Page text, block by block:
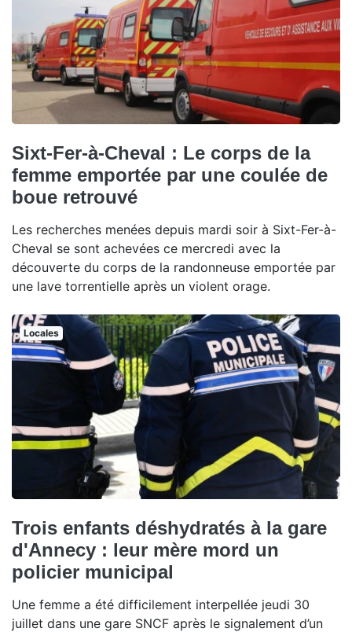
Sixt-Fer-à-Cheval : Le corps de la
femme emportée par une coulée de
boue retrouvé
Les recherches menées depuis mardi soir à Sixt-Fer-à-
Cheval se sont achevées ce mercredi avec la
découverte du corps de la randonneuse emportée par
une lave torrentielle après un violent orage.
Locales
Trois enfants déshydratés à la gare
d'Annecy : leur mère mord un
policier municipal
Une femme a été difficilement interpellée jeudi 30
juillet dans une gare SNCF après le signalement d’un